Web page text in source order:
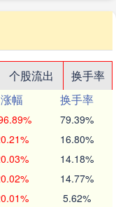
个股流出
换手率
涨幅
换手率
79.39%
16.80%
14.18%
14.77%
5.62%